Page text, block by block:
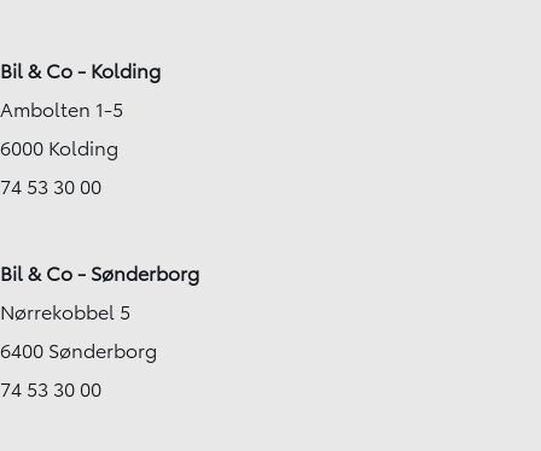
Bil & Co - Kolding
Ambolten 1-5
6000 Kolding
74 53 30 00
Bil & Co - Sønderborg
Nørrekobbel 5
6400 Sønderborg
74 53 30 00